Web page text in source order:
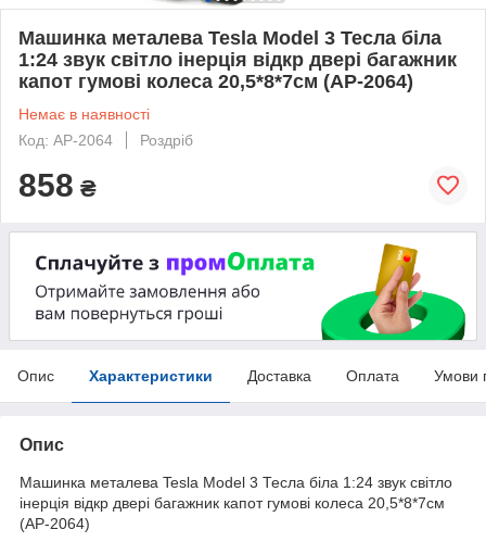
Машинка металева Tesla Model 3 Тесла біла
1:24 звук світло інерція відкр двері багажник
капот гумові колеса 20,5*8*7см (AP-2064)
Немає в наявності
Код: AP-2064
Роздріб
858 ₴
Опис Характеристики Доставка Оплата Умови
Опис
Машинка металева Tesla Model 3 Тесла біла 1:24 звук світло
інерція відкр двері багажник капот гумові колеса 20,5*8*7см
(AP-2064)